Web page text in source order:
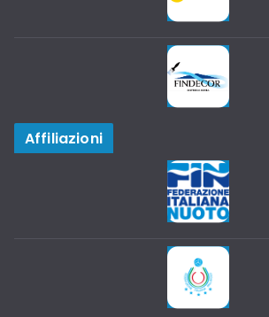
Affiliazioni